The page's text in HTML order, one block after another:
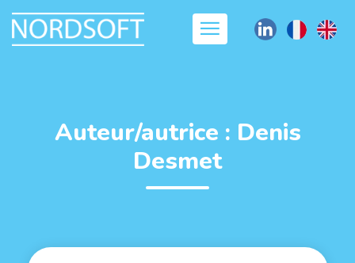
Auteur/autrice : Denis
Desmet